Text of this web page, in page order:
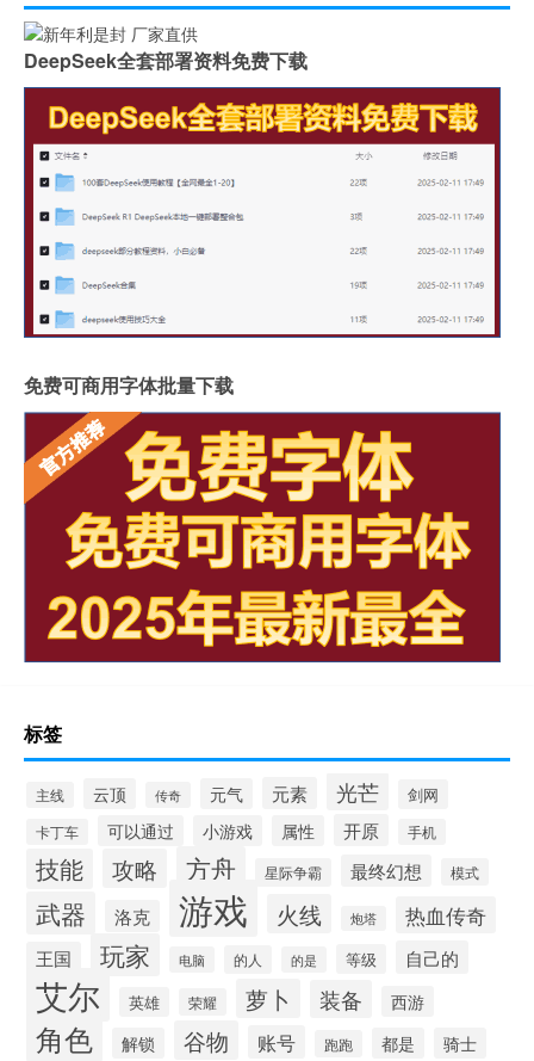
DeepSeek全套部署资料免费下载
免费可商用字体批量下载
标签
主线 云顶 传奇 元气 元素 光芒 剑网
卡丁车 可以通过 小游戏 属性 开原 手机
技能 攻略 方舟 星际争霸 最终幻想 模式
武器 洛克 游戏 火线 炮塔 热血传奇
王国 玩家 电脑 的人 的是 等级 自己的
艾尔 英雄 荣耀 萝卜 装备 西游
角色 解锁 谷物 账号 跑跑 都是 骑士